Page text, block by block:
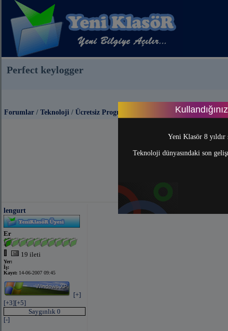
Yeni Klasör 8
Teknoloji dünyasındaki son
Perfect keylogger
Forumlar / Teknoloji / Ücretsiz Programlar
lengurt
Er
19 ileti
Yer:
İş:
Kayıt: 14-06-2007 09:45
[+]
[+3][+5]
Saygınlık 0
[-]